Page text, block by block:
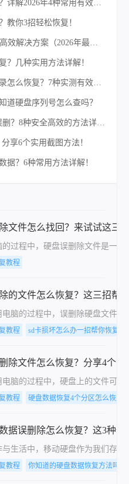
教你3招轻松恢复！
？几种实用方法详解！
道硬盘序列号怎么查吗？
享6个实用截图方法！
据？6种常用方法详解！
文件怎么找回？来试试这三
的过程中，硬盘误删除文件是一
教程
的文件怎么恢复？这三招帮
电脑的过程中，误删除硬盘文件
教程 sd卡损坏怎么办一招帮你恢复
除文件怎么恢复？分享4个实
电脑的过程中，硬盘上的文件可
教程 硬盘数据恢复4个分区怎么恢复
据误删除怎么恢复？这3种恢
与生活中，移动硬盘作为我们存
教程 你知道的硬盘数据恢复方法吗？